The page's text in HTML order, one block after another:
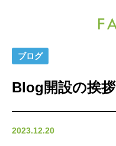
ブログ
Blog開設の挨拶
2023.12.20